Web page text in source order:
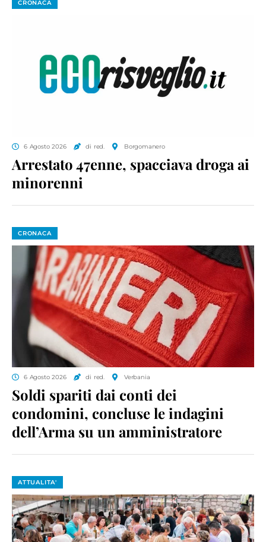
CRONACA
6 Agosto 2026 di red. Borgomanero
Arrestato 47enne, spacciava droga ai
minorenni
CRONACA
6 Agosto 2026 di red. Verbania
Soldi spariti dai conti dei
condomini, concluse le indagini
dell’Arma su un amministratore
ATTUALITA'